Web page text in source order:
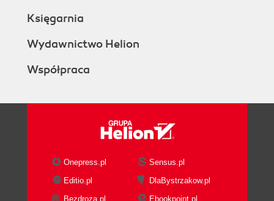
Księgarnia
Wydawnictwo Helion
Współpraca
Onepress.pl
Sensus.pl
Editio.pl
DlaBystrzakow.pl
Bezdroza.pl
Ebookpoint.pl